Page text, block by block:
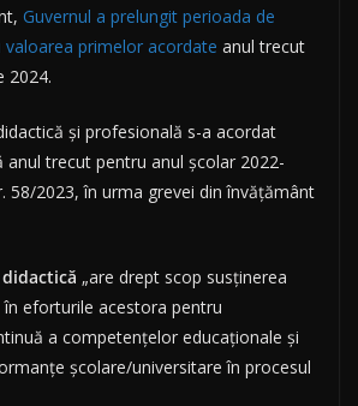
Guvernul a prelungit perioada de
primelor acordate anul trecut
2024.
și profesională s-a acordat
trecut pentru anul școlar 2022-
58/2023, în urma grevei din învățământ
„are drept scop susținerea
eforturile acestora pentru
a competențelor educaționale și
școlare/universitare în procesul